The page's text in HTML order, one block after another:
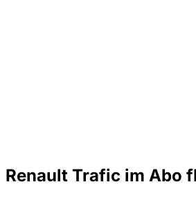
Renault Trafic im Abo